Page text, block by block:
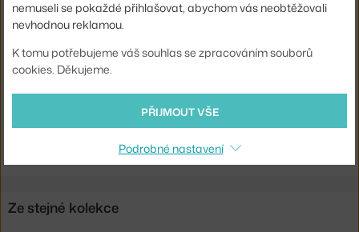
Podnož:
dřevo
Kód produktu
ETH-10255
EAN
5404023612670
Ste zo Slovenska? Prejdite naOutdorová sofa Jack 265 cm,
mocha
Shopping from the EU? Switch toJack Sofa 265 cm, mocha
Ze stejné kolekce
nemuseli se pokaždé přihlašovat, abychom vás neobtěžovali
nevhodnou reklamou.
K tomu potřebujeme váš souhlas se zpracováním souborů
cookies. Děkujeme.
PŘIJMOUT VŠE
Podrobné nastavení